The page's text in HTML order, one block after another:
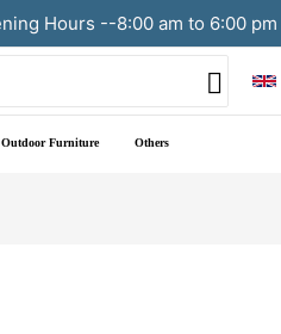
Hours --8:00 am to 6:00 pm
Outdoor Furniture Others